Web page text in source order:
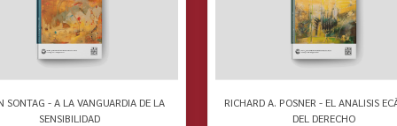
SONTAG - A LA VANGUARDIA DE LA
SENSIBILIDAD
RICHARD A. POSNER - EL ANALISIS
DEL DERECHO